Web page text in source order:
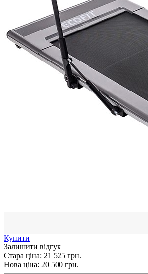
Купити
Залишити відгук
Стара ціна: 21 525 грн.
Нова ціна: 20 500 грн.